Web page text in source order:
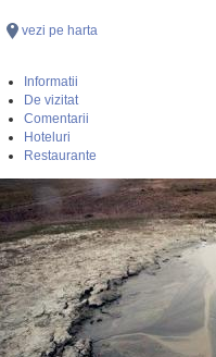
vezi pe harta
Informatii
De vizitat
Comentarii
Hoteluri
Restaurante